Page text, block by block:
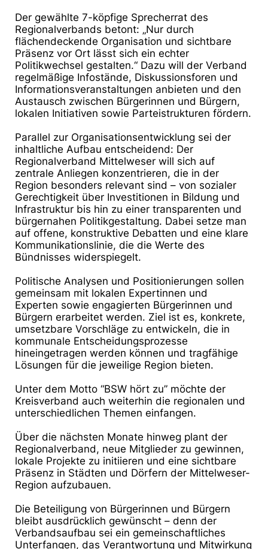
Der gewählte 7-köpfige Sprecherrat des
Regionalverbands betont: „Nur durch
flächendeckende Organisation und sichtbare
Präsenz vor Ort lässt sich ein echter
Politikwechsel gestalten.“ Dazu will der Verband
regelmäßige Infostände, Diskussionsforen und
Informationsveranstaltungen anbieten und den
Austausch zwischen Bürgerinnen und Bürgern,
lokalen Initiativen sowie Parteistrukturen fördern.
Parallel zur Organisationsentwicklung sei der
inhaltliche Aufbau entscheidend: Der
Regionalverband Mittelweser will sich auf
zentrale Anliegen konzentrieren, die in der
Region besonders relevant sind – von sozialer
Gerechtigkeit über Investitionen in Bildung und
Infrastruktur bis hin zu einer transparenten und
bürgernahen Politikgestaltung. Dabei setze man
auf offene, konstruktive Debatten und eine klare
Kommunikationslinie, die die Werte des
Bündnisses widerspiegelt.
Politische Analysen und Positionierungen sollen
gemeinsam mit lokalen Expertinnen und
Experten sowie engagierten Bürgerinnen und
Bürgern erarbeitet werden. Ziel ist es, konkrete,
umsetzbare Vorschläge zu entwickeln, die in
kommunale Entscheidungsprozesse
hineingetragen werden können und tragfähige
Lösungen für die jeweilige Region bieten.
Unter dem Motto “BSW hört zu” möchte der
Kreisverband auch weiterhin die regionalen und
unterschiedlichen Themen einfangen.
Über die nächsten Monate hinweg plant der
Regionalverband, neue Mitglieder zu gewinnen,
lokale Projekte zu initiieren und eine sichtbare
Präsenz in Städten und Dörfern der Mittelweser-
Region aufzubauen.
Die Beteiligung von Bürgerinnen und Bürgern
bleibt ausdrücklich gewünscht – denn der
Verbandsaufbau sei ein gemeinschaftliches
Unterfangen, das Verantwortung und Mitwirkung